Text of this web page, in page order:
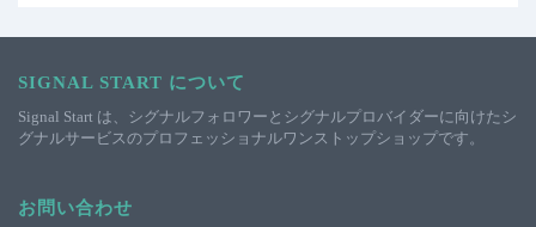
SIGNAL START について
Signal Start は、シグナルフォロワーとシグナルプロバイダーに向けたシ
グナルサービスのプロフェッショナルワンストップショップです。
お問い合わせ